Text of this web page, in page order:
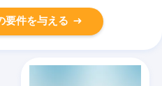
要件を与える